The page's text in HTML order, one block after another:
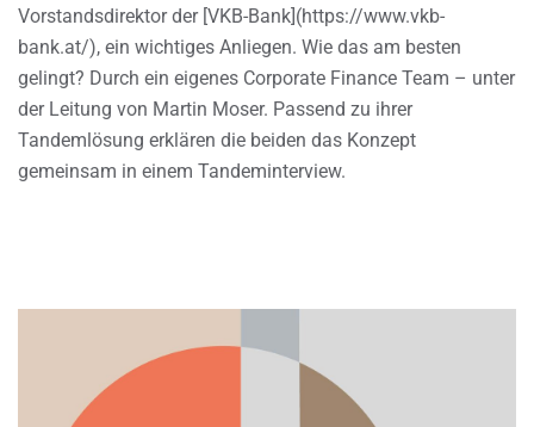
Vorstandsdirektor der [VKB-Bank](https://www.vkb-
bank.at/), ein wichtiges Anliegen. Wie das am besten
gelingt? Durch ein eigenes Corporate Finance Team – unter
der Leitung von Martin Moser. Passend zu ihrer
Tandemlösung erklären die beiden das Konzept
gemeinsam in einem Tandeminterview.